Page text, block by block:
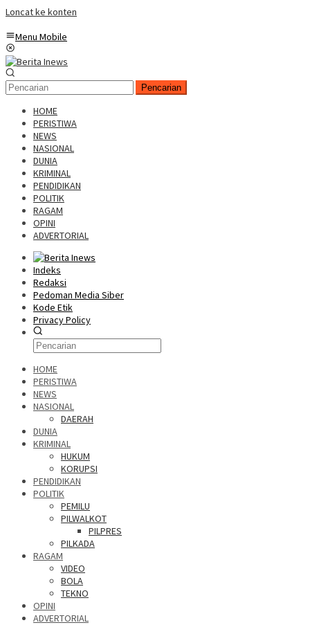
Loncat ke konten
Menu Mobile
Pencarian
HOME
PERISTIWA
NEWS
NASIONAL
DUNIA
KRIMINAL
PENDIDIKAN
POLITIK
RAGAM
OPINI
ADVERTORIAL
Indeks
Redaksi
Pedoman Media Siber
Kode Etik
Privacy Policy
HOME
PERISTIWA
NEWS
NASIONAL
DAERAH
DUNIA
KRIMINAL
HUKUM
KORUPSI
PENDIDIKAN
POLITIK
PEMILU
PILWALKOT
PILPRES
PILKADA
RAGAM
VIDEO
BOLA
TEKNO
OPINI
ADVERTORIAL